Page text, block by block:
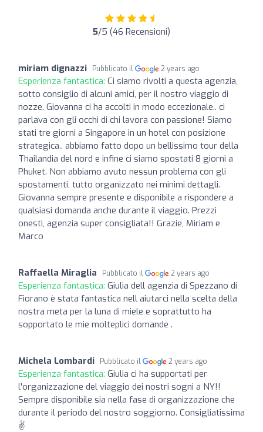
5/5 (46 Recensioni)
miriam dignazzi Pubblicato il 2 years ago
Esperienza fantastica: Ci siamo rivolti a questa agenzia,
sotto consiglio di alcuni amici, per il nostro viaggio di
nozze. Giovanna ci ha accolti in modo eccezionale.. ci
parlava con gli occhi di chi lavora con passione! Siamo
stati tre giorni a Singapore in un hotel con posizione
strategica.. abbiamo fatto dopo un bellissimo tour della
Thailandia del nord e infine ci siamo spostati 8 giorni a
Phuket. Non abbiamo avuto nessun problema con gli
spostamenti, tutto organizzato nei minimi dettagli.
Giovanna sempre presente e disponibile a rispondere a
qualsiasi domanda anche durante il viaggio. Prezzi
onesti, agenzia super consigliata!! Grazie, Miriam e
Marco
Raffaella Miraglia Pubblicato il 2 years ago
Esperienza fantastica: Giulia dell agenzia di Spezzano di
Fiorano è stata fantastica nell aiutarci nella scelta della
nostra meta per la luna di miele e soprattutto ha
sopportato le mie molteplici domande .
Michela Lombardi Pubblicato il 2 years ago
Esperienza fantastica: Giulia ci ha supportati per
l'organizzazione del viaggio dei nostri sogni a NY!!
Sempre disponibile sia nella fase di organizzazione che
durante il periodo del nostro soggiorno. Consigliatissima
✌